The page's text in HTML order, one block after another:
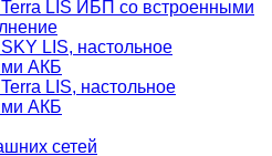
LIS ИБП со встроенными
LIS, настольное
АКБ
LIS, настольное
АКБ